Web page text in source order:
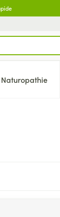
&
Grossesse
menu pour la
Naturopathie
Afficher